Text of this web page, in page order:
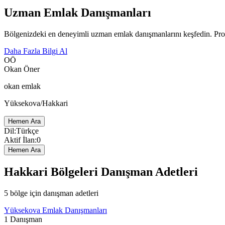
Uzman Emlak Danışmanları
Bölgenizdeki en deneyimli uzman emlak danışmanlarını keşfedin.
Daha Fazla Bilgi Al
OÖ
Okan Öner
okan emlak
Yüksekova/Hakkari
Hemen Ara
Dil:Türkçe
Aktif İlan:0
Hemen Ara
Hakkari Bölgeleri Danışman Adetleri
5 bölge için danışman adetleri
Yüksekova Emlak Danışmanları
1 Danışman